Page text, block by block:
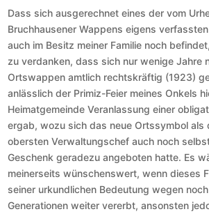
Dass sich ausgerechnet eines der vom
Bruchhausener Wappens eigens
auch im Besitz meiner Familie noch
zu verdanken, dass sich nur wenige Jahre
Ortswappen amtlich rechtskräftig (1923)
anlässlich der Primiz-Feier meines Onkels
Heimatgemeinde Veranlassung einer
ergab, wozu sich das neue Ortssymbol als
obersten Verwaltungschef auch noch
Geschenk geradezu angeboten hatte. Es
meinerseits wünschenswert, wenn dieses
seiner urkundlichen Bedeutung wegen
Generationen weiter vererbt, ansonsten